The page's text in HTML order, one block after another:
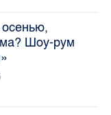
Шоу-рум